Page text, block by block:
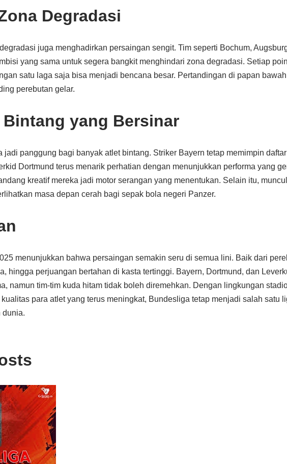
Degradasi
juga menghadirkan persaingan sengit. Tim seperti Bochum,
yang sama untuk segera bangkit menghindari zona degradasi. Setiap
satu laga saja bisa menjadi bencana besar. Pertandingan di papan
perebutan gelar.
Bintang yang Bersinar
jadi panggung bagi banyak atlet bintang. Striker Bayern tetap memimpin
Dortmund terus menarik perhatian dengan menunjukkan performa yang
kreatif mereka jadi motor serangan yang menentukan. Selain itu,
masa depan cerah bagi sepak bola negeri Panzer.
menunjukkan bahwa persaingan semakin seru di semua lini. Baik dari
hingga perjuangan bertahan di kasta tertinggi. Bayern, Dortmund, dan
namun tim-tim kuda hitam tidak boleh diremehkan. Dengan lingkungan
para atlet yang terus meningkat, Bundesliga tetap menjadi salah satu
dunia.